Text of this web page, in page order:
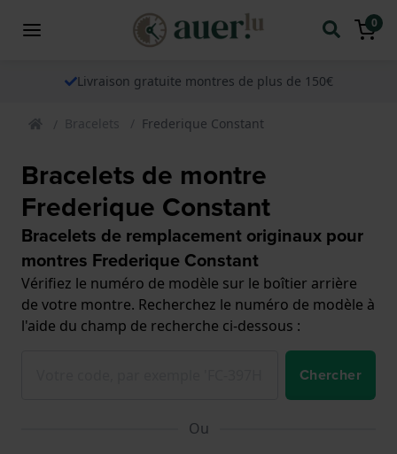
0
Livraison gratuite montres de plus de 150€
Bracelets Frederique Constant
Bracelets de montre
Frederique Constant
Bracelets de remplacement originaux pour
montres Frederique Constant
Vérifiez le numéro de modèle sur le boîtier arrière
de votre montre. Recherchez le numéro de modèle à
l'aide du champ de recherche ci-dessous :
Chercher
Ou